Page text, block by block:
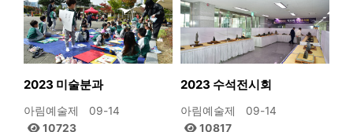
2023 미술분과
아림예술제
09-14
10723
2023 수석전시회
아림예술제
09-14
10817